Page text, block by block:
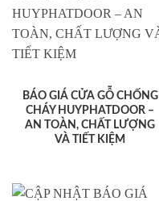
BÁO GIÁ CỬA GỖ CHỐNG
CHÁY HUYPHATDOOR –
AN TOÀN, CHẤT LƯỢNG
VÀ TIẾT KIỆM